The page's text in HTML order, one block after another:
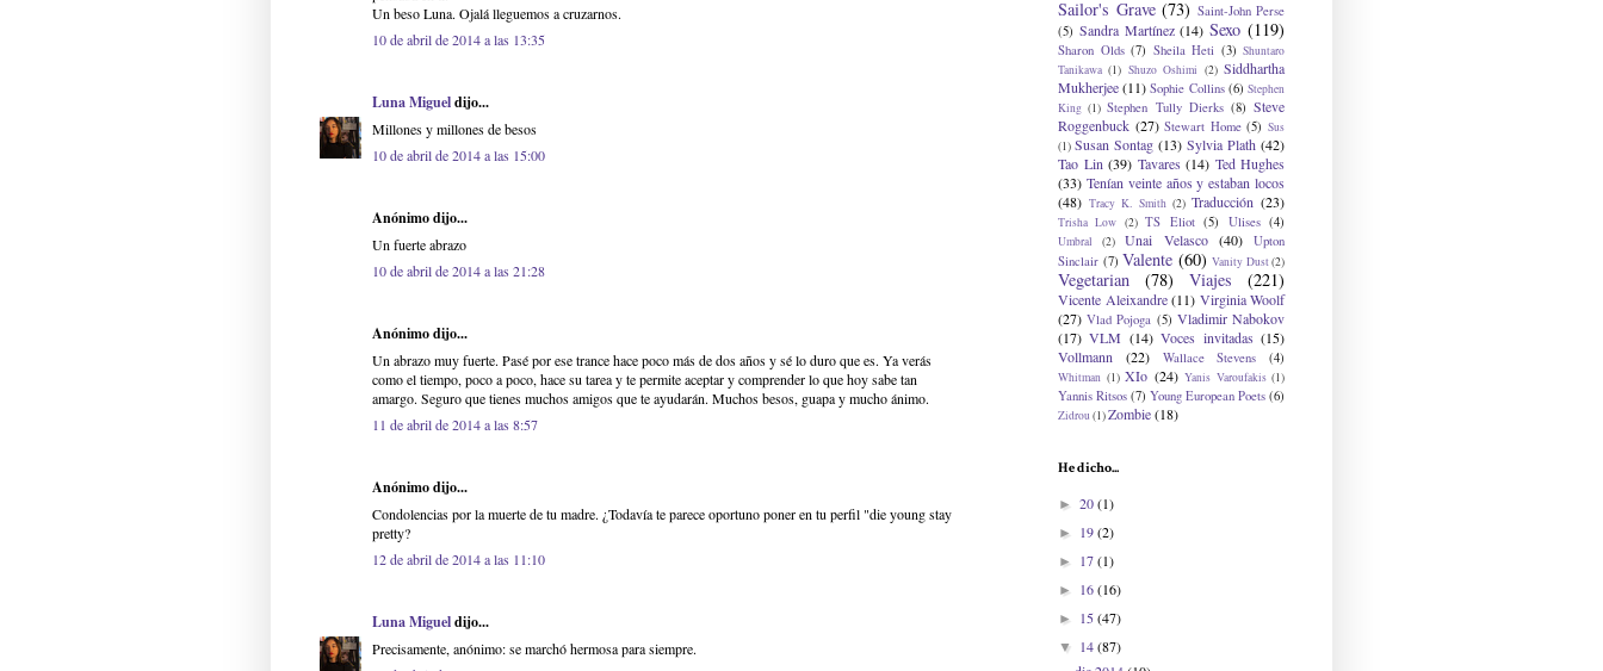
Un beso Luna. Ojalá lleguemos a cruzarnos.
10 de abril de 2014 a las 13:35
Luna Migueldijo...
Millones y millones de besos
10 de abril de 2014 a las 15:00
Anónimo dijo...
Un fuerte abrazo
10 de abril de 2014 a las 21:28
Anónimo dijo...
Un abrazo muy fuerte. Pasé por ese trance hace poco más de dos años y sé lo duro que es. Ya verás
como el tiempo, poco a poco, hace su tarea y te permite aceptar y comprender lo que hoy sabe tan
amargo. Seguro que tienes muchos amigos que te ayudarán. Muchos besos, guapa y mucho ánimo.
11 de abril de 2014 a las 8:57
Anónimo dijo...
Condolencias por la muerte de tu madre. ¿Todavía te parece oportuno poner en tu perfil "die young stay
pretty?
12 de abril de 2014 a las 11:10
Luna Migueldijo...
Precisamente, anónimo: se marchó hermosa para siempre.
Sailor's Grave (73) Saint-John Perse
(5) Sandra Martínez (14) Sexo (119)
Sharon Olds (7) Sheila Heti (3) Shuntaro
Tanikawa (1) Shuzo Oshimi (2) Siddhartha
Mukherjee (11) Sophie Collins (6) Stephen
King (1) Stephen Tully Dierks (8) Steve
Roggenbuck (27) Stewart Home (5) Sus
(1) Susan Sontag (13) Sylvia Plath (42)
Tao Lin (39) Tavares (14) Ted Hughes
(33) Tenían veinte años y estaban locos
(48) Tracy K. Smith (2) Traducción (23)
Trisha Low (2) TS Eliot (5) Ulises (4)
Umbral (2) Unai Velasco (40)
Upton
Sinclair (7) Valente (60) Vanity Dust(2)
Vegetarian (78) Viajes (221)
Vicente Aleixandre (11) Virginia Woolf
(27) Vlad Pojoga (5) Vladimir Nabokov
(17) VLM (14) Voces invitadas (15)
Vollmann
(22) Wallace Stevens (4)
Whitman (1) XIo (24) Yanis Varoufakis (1)
Yannis Ritsos (7) Young European Poets (6)
Zidrou(1)Zombie(18)
He dicho...
► 20(1)
► 19(2)
► 17(1)
► 16(16)
► 15(47)
▼ 14(87)